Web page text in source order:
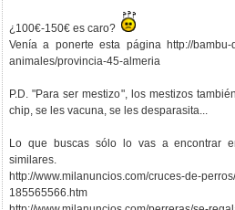
¿100€-150€ es caro?
Venía a ponerte esta página http://bambu-
animales/provincia-45-almeria
P.D. "Para ser mestizo", los mestizos
chip, se les vacuna, se les desparasita...
Lo que buscas sólo lo vas a encontrar
similares.
http://www.milanuncios.com/cruces-de-
185565566.htm